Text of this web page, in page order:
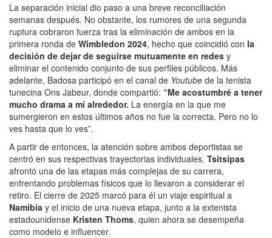
La separación inicial dio paso a una breve reconciliación
semanas después. No obstante, los rumores de una segunda
ruptura cobraron fuerza tras la eliminación de ambos en la
primera ronda de Wimbledon 2024, hecho que coincidió con la
decisión de dejar de seguirse mutuamente en redes y
eliminar el contenido conjunto de sus perfiles públicos. Más
adelante, Badosa participó en el canal de Youtube de la tenista
tunecina Ons Jabeur, donde compartió: “Me acostumbré a tener
mucho drama a mi alrededor. La energía en la que me
sumergieron en estos últimos años no fue la correcta. Pero no lo
ves hasta que lo ves”.
A partir de entonces, la atención sobre ambos deportistas se
centró en sus respectivas trayectorias individuales. Tsitsipas
afrontó una de las etapas más complejas de su carrera,
enfrentando problemas físicos que lo llevaron a considerar el
retiro. El cierre de 2025 marcó para él un viaje espiritual a
Namibia y el inicio de una nueva etapa, junto a la extenista
estadounidense Kristen Thoms, quien ahora se desempeña
como modelo e influencer.